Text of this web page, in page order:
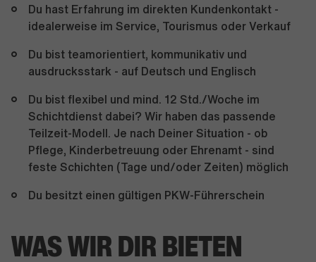
Du hast Erfahrung im direkten Kundenkontakt -
idealerweise im Service, Tourismus oder Verkauf
Du bist teamorientiert, kommunikativ und
ausdrucksstark - auf Deutsch und Englisch
Du bist flexibel und mind. 12 Std./Woche im
Schichtdienst dabei? Wir haben das passende
Teilzeit-Modell. Je nach Deiner Situation - ob
Pflege, Kinderbetreuung oder Ehrenamt - sind
feste Schichten (Tage und/oder Zeiten) möglich
Du besitzt einen gültigen PKW-Führerschein
WAS WIR DIR BIETEN